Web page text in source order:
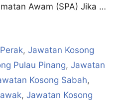
Awam (SPA) Jika …
,Jawatan Kosong
Pulau Pinang, Jawatan
Kosong Sabah,
, Jawatan Kosong